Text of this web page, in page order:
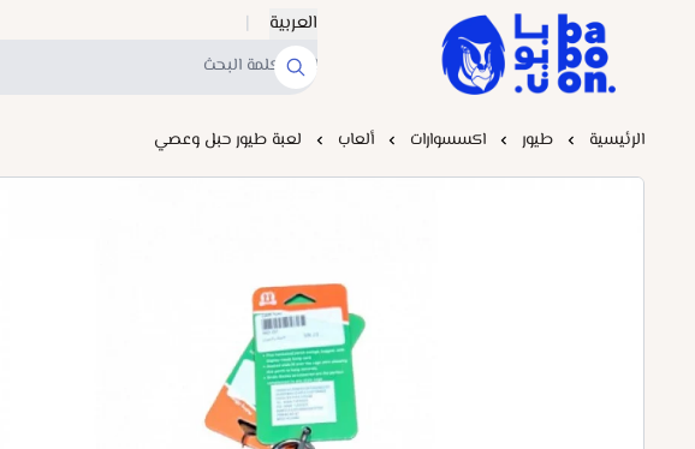
Baboonstore
العربية |
الرئيسية طيور اكسسوارات ألعاب
لعبة طيور حبل وعصي